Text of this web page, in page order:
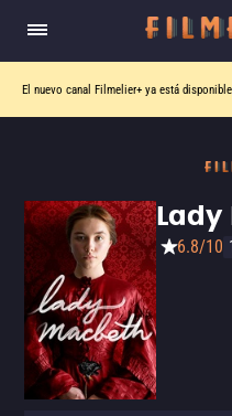
El nuevo canal Filmelier+ ya está
6.8/10